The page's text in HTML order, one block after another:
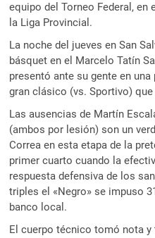
equipo del Torneo Federal, en
la Liga Provincial.
La noche del jueves en San
básquet en el Marcelo Tatín
presentó ante su gente en una
gran clásico (vs. Sportivo)
Las ausencias de Martín
(ambos por lesión) son un
Correa en esta etapa de la
primer cuarto cuando la
respuesta defensiva de los
triples el «Negro» se impuso
banco local.
El cuerpo técnico tomó nota